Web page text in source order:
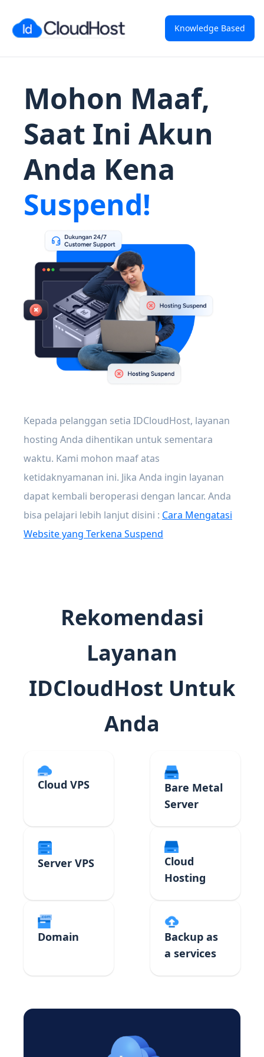
Knowledge Based
Mohon Maaf,
Saat Ini Akun
Anda Kena
Suspend!
Kepada pelanggan setia IDCloudHost, layanan
hosting Anda dihentikan untuk sementara
waktu. Kami mohon maaf atas
ketidaknyamanan ini. Jika Anda ingin layanan
dapat kembali beroperasi dengan lancar. Anda
bisa pelajari lebih lanjut disini : Cara Mengatasi
Website yang Terkena Suspend
Rekomendasi
Layanan
IDCloudHost Untuk
Anda
Cloud VPS
Bare Metal
Server
Server VPS
Cloud
Hosting
Domain
Backup as
a services